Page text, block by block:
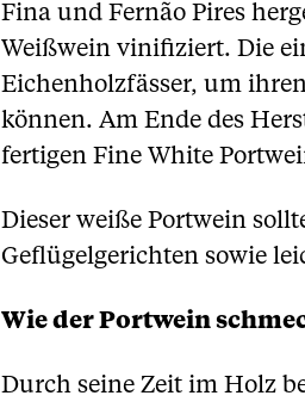
Fina und Fernão Pires
Weißwein vinifiziert. Die
Eichenholzfässer, um
können. Am Ende des
fertigen Fine White
Dieser weiße Portwein
Geflügelgerichten sowie
Wie der Portwein
Durch seine Zeit im Holz